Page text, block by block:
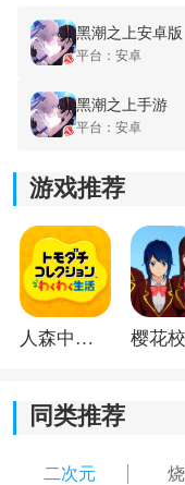
黑潮之上安卓版
平台：安卓
黑潮之上手游
平台：安卓
游戏推荐
人森中文版
同类推荐
二次元